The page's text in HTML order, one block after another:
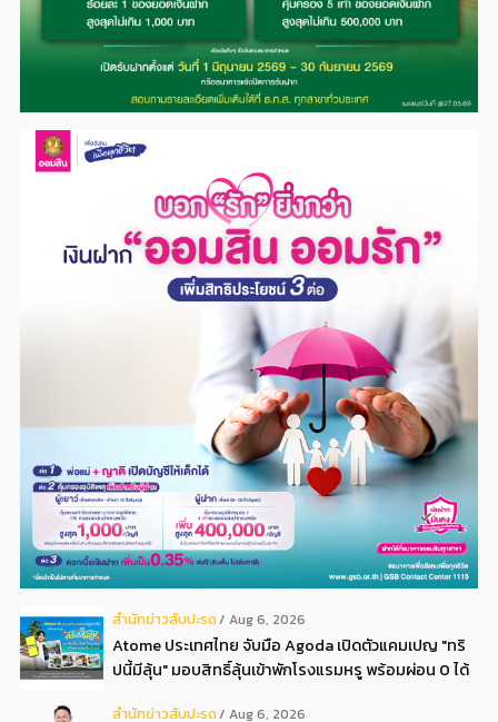
สํานักข่าวสับปะรด Aug 6, 2026
Atome ประเทศไทย จับมือ Agoda เปิดตัวแคมเปญ "ทริ
ปนี้มีลุ้น" มอบสิทธิ์ลุ้นเข้าพักโรงแรมหรู พร้อมผ่อน 0 ได้
สํานักข่าวสับปะรด Aug 6, 2026